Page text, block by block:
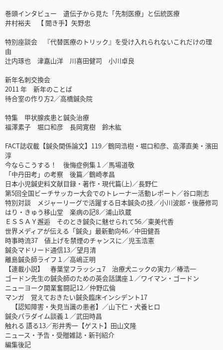
巻頭インタビュー 遺伝子から見た「先制医療」と伝統医療
井村裕夫 【 聞き手】矢野忠
特別座談会 『代替医療のトリック』を受け入れられないこれだけの理
由
辻内琢也 津嘉山洋 川喜田健司 小川卓良
新年名刺交換会
2011 年 新年のことば
待合室の作り方2╱高橋鍼灸院
特集 甲状腺疾患と鍼灸治療
福澤素子 堀口和彦 長岡寛樹 鈴木紘
FACT誌収載【鍼灸関係論文】119／鶴岡浩樹・堀口和彦、高澤直美・濱田
淳
今ならこうする！ 後悔症例集１／馬場道敬
「中丹田考」の考察 後篇／鶴崎孝昌
日本小児鍼史料文献目録・著作・現代篇(上)／長野仁
第5回全国ビーチサッカー大会でのトレーナー活動レポート／谷口剛志
特別対談 メジャーリーグで活躍する日本鍼灸の技／小川波郎・後藤修司
はり・きゅう移山堂 楽病の記8／浦山玖蔵
ＥＳＳＡＹ邂逅 そのとき鍼灸に魅せられて56／東美代香
世界メディアが伝える「鍼灸」最新動向46／中田健吾
時事時流37 値上げを禁煙のチャンスに／児玉浩憲
鍼灸マドリード通信13／望月清
離島鍼灸師ライフ１／高嶋正明
【連載小説】 春葉堂フラッシュ7 治療犬ニックの実力／椿浩一
ゴードン先生の鍼灸師のための英会話講座１／ワイマン・ゴードン
ニューヨーク開業奮闘記12／仲野広倫
マンガ 覚えておきたい鍼灸臨床インシデント17
【認知障害・失見当識の患者】／山下仁・犬養ヒロ
鍼灸パラダイム談義１／武田時昌
触れる 語る13／形井秀一【ゲスト】田山文隆
ニュース・予告・受贈雑誌・新刊紹介
編集後記